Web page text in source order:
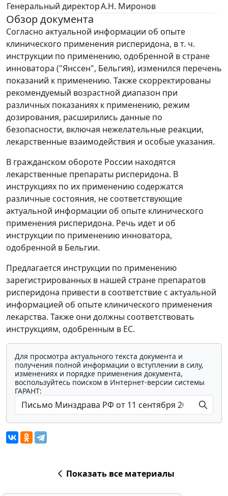
Генеральный директорА.Н. Миронов
Обзор документа
Согласно актуальной информации об опыте
клинического применения рисперидона, в т. ч.
инструкции по применению, одобренной в стране
инноватора ("Янссен", Бельгия), изменился перечень
показаний к применению. Также скорректированы
рекомендуемый возрастной диапазон при
различных показаниях к применению, режим
дозирования, расширились данные по
безопасности, включая нежелательные реакции,
лекарственные взаимодействия и особые указания.
В гражданском обороте России находятся
лекарственные препараты рисперидона. В
инструкциях по их применению содержатся
различные состояния, не соответствующие
актуальной информации об опыте клинического
применения рисперидона. Речь идет и об
инструкции по применению инноватора,
одобренной в Бельгии.
Предлагается инструкции по применению
зарегистрированных в нашей стране препаратов
рисперидона привести в соответствие с актуальной
информацией об опыте клинического применения
лекарства. Также они должны соответствовать
инструкциям, одобренным в ЕС.
Для просмотра актуального текста документа и
получения полной информации о вступлении в силу,
изменениях и порядке применения документа,
воспользуйтесь поиском в Интернет-версии системы
ГАРАНТ:
Показать все материалы